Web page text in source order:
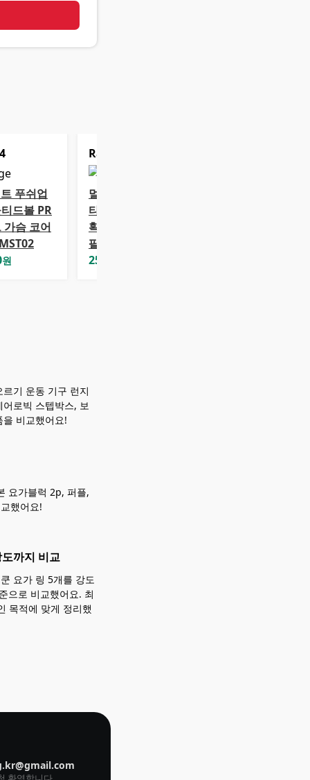
4
푸쉬업
드볼 PR
가슴 코어
원
Rank
멀티 3in1 스마트
타이밍 푸쉬업바
확장형 튜빙밴드
팔꿈치쿠션 키트
25,900
기 운동 기구 런지
로빅 스텝박스, 보
비교했어요!
요가블럭 2p, 퍼플,
했어요!
까지 비교
요가 링 5개를 강도
으로 비교했어요. 최
목적에 맞게 정리했